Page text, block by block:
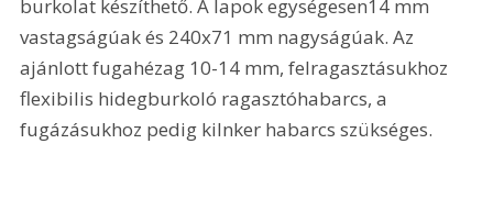
burkolat készíthető. A lapok egységesen14 mm
vastagságúak és 240x71 mm nagyságúak. Az
ajánlott fugahézag 10-14 mm, felragasztásukhoz
flexibilis hidegburkoló ragasztóhabarcs, a
fugázásukhoz pedig kilnker habarcs szükséges.